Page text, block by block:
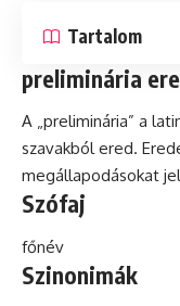
Tartalom
preliminária
A „preliminária” a
szavakból ered.
megállapodásokat
Szófaj
főnév
Szinonimák